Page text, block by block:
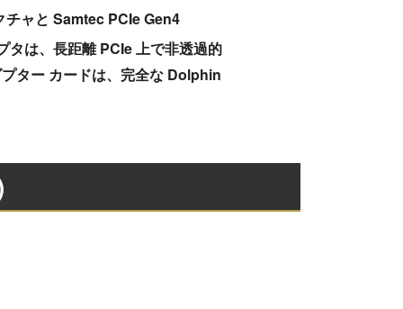
ャと Samtec PCIe Gen4
は、長距離 PCIe 上で非透過的
ター カードは、完全な Dolphin